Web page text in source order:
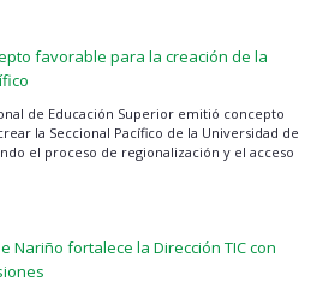
favorable para la creación de la
de Educación Superior emitió concepto
la Seccional Pacífico de la Universidad de
el proceso de regionalización y el acceso
Nariño fortalece la Dirección TIC con